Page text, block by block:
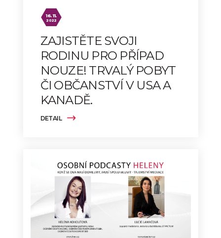
DETAIL
16. 11.
2022
ZAJISTĚTE SVOJI
RODINU PRO PŘÍPAD
NOUZE! TRVALÝ POBYT
ČI OBČANSTVÍ V USA A
KANADĚ.